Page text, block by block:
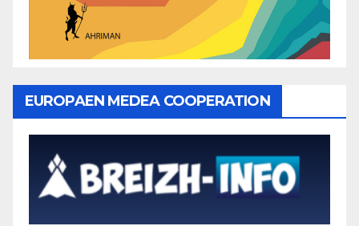
EUROPAEN MEDEA COOPERATION